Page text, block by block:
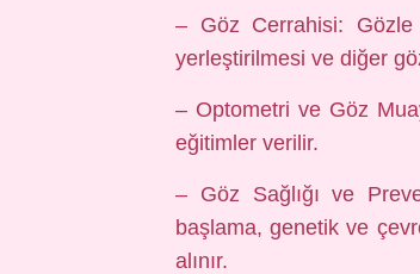
– Göz Cerrahisi:
yerleştirilmesi ve diğer
– Optometri ve Göz
eğitimler verilir.
– Göz Sağlığı ve
başlama, genetik ve
alınır.